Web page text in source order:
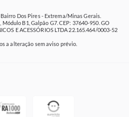
Dos Pires - Extrema/Minas Gerais.
B1, Galpão G7. CEP: 37640-950. GO
E ACESSÓRIOS LTDA 22.165.464/0003-52
a alteração sem aviso prévio.